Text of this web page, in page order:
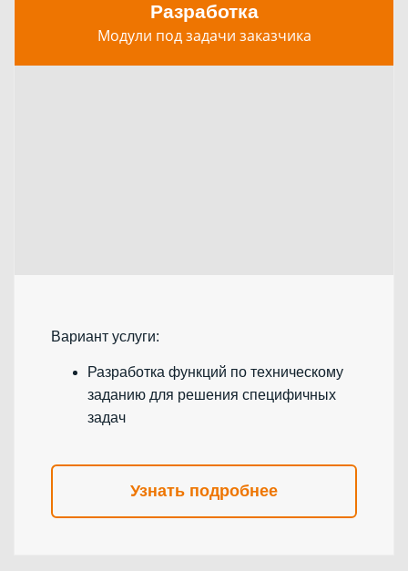
Разработка
Модули под задачи заказчика
Вариант услуги:
Разработка функций по техническому
заданию для решения специфичных
задач
Узнать подробнее